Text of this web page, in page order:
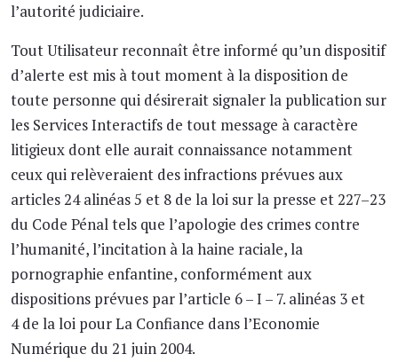
l’autorité judiciaire.
Tout Utilisateur reconnaît être informé qu’un dispositif
d’alerte est mis à tout moment à la disposition de
toute personne qui désirerait signaler la publication sur
les Services Interactifs de tout message à caractère
litigieux dont elle aurait connaissance notamment
ceux qui relèveraient des infractions prévues aux
articles 24 alinéas 5 et 8 de la loi sur la presse et 227–23
du Code Pénal tels que l’apologie des crimes contre
l’humanité, l’incitation à la haine raciale, la
pornographie enfantine, conformément aux
dispositions prévues par l’article 6 – I – 7. alinéas 3 et
4 de la loi pour La Confiance dans l’Economie
Numérique du 21 juin 2004.